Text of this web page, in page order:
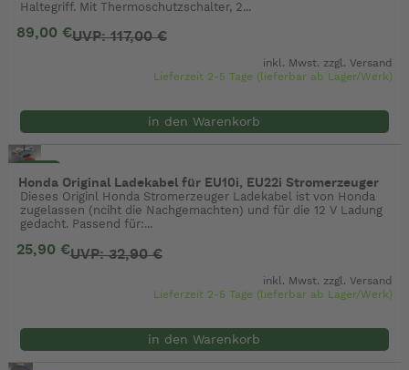
Haltegriff. Mit Thermoschutzschalter, 2...
89,00 €UVP: 117,00 €
inkl. Mwst. zzgl.Versand
Lieferzeit 2-5 Tage (lieferbar ab Lager/Werk)
in den Warenkorb
Honda Original Ladekabel für EU10i, EU22i Stromerzeuger
Dieses Originl Honda Stromerzeuger Ladekabel ist von Honda
zugelassen (nciht die Nachgemachten) und für die 12 V Ladung
gedacht. Passend für:...
25,90 €UVP: 32,90 €
inkl. Mwst. zzgl.Versand
Lieferzeit 2-5 Tage (lieferbar ab Lager/Werk)
in den Warenkorb